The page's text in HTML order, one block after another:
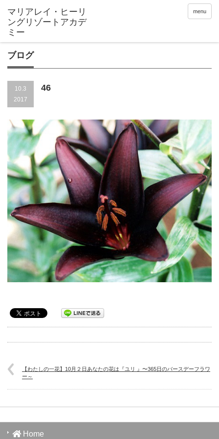
menu
ブログ
10.3
2017
46
【わたしの一花】10月２日あなたの花は『ユリ 』〜365日のバースデーフラワ
ー～
Home